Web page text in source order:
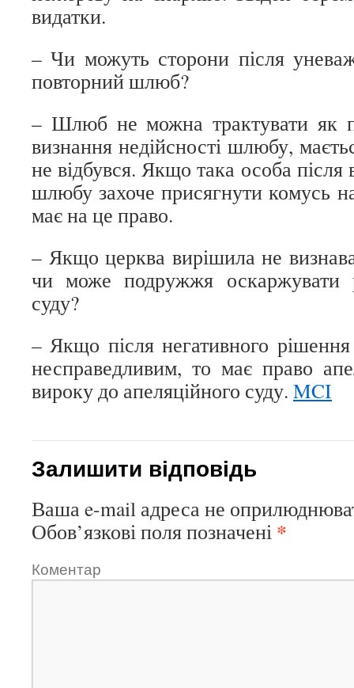
видатки.
– Чи можуть сторони після
повторний шлюб?
– Шлюб не можна трактувати як
визнання недійсності шлюбу,
не відбувся. Якщо така особа після
шлюбу захоче присягнути комусь
має на це право.
– Якщо церква вирішила не
чи може подружжя оскаржувати
суду?
– Якщо після негативного
несправедливим, то має право
вироку до апеляційного суду. MCI
Залишити відповідь
Ваша e-mail адреса не
Обов’язкові поля позначені *
Коментар